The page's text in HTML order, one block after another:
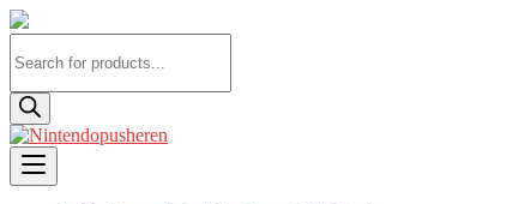
search
Skip
to
content